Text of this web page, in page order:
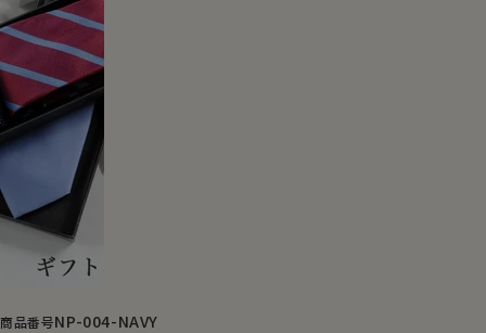
商品番号NP-004-NAVY